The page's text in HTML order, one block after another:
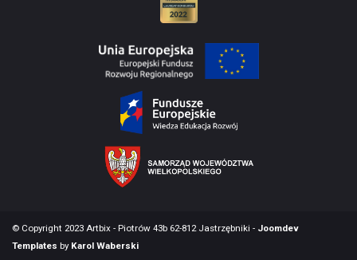
© Copyright 2023 Artbix - Piotrów 43b 62-812 Jastrzębniki - Joomdev
Templates by Karol Waberski